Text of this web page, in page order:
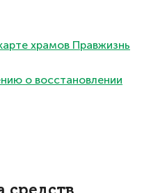
храмов Правжизнь
о восстановлении